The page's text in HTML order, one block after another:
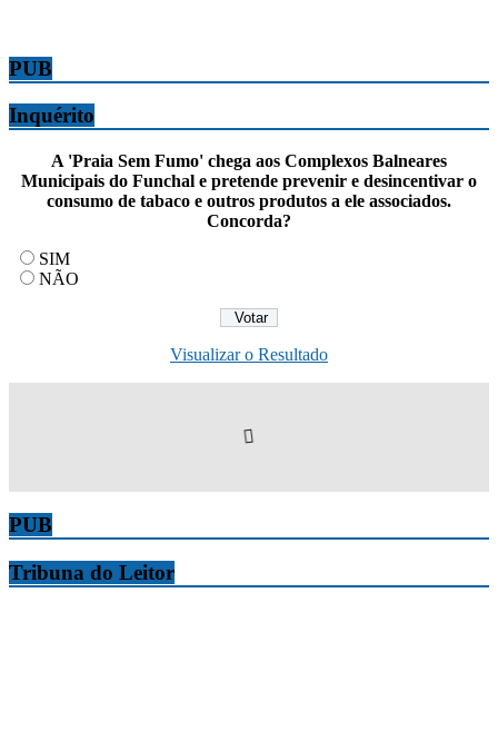
PUB
Inquérito
A 'Praia Sem Fumo' chega aos Complexos Balneares
Municipais do Funchal e pretende prevenir e desincentivar o
consumo de tabaco e outros produtos a ele associados.
Concorda?
SIM
NÃO
Visualizar o Resultado
PUB
Tribuna do Leitor